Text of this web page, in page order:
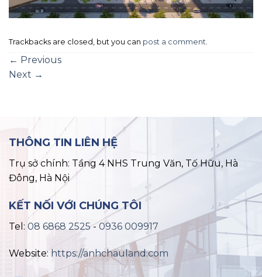
Trackbacks are closed, but you can post a comment
← Previous
Next →
THÔNG TIN LIÊN HỆ
Trụ sở chính: Tầng 4 NHS Trung Văn, Tố Hữu, Hà
Đông, Hà Nội
KẾT NỐI VỚI CHÚNG TÔI
Tel: 08 6868 2525-0936 009917
Website: https://anhchauland.com